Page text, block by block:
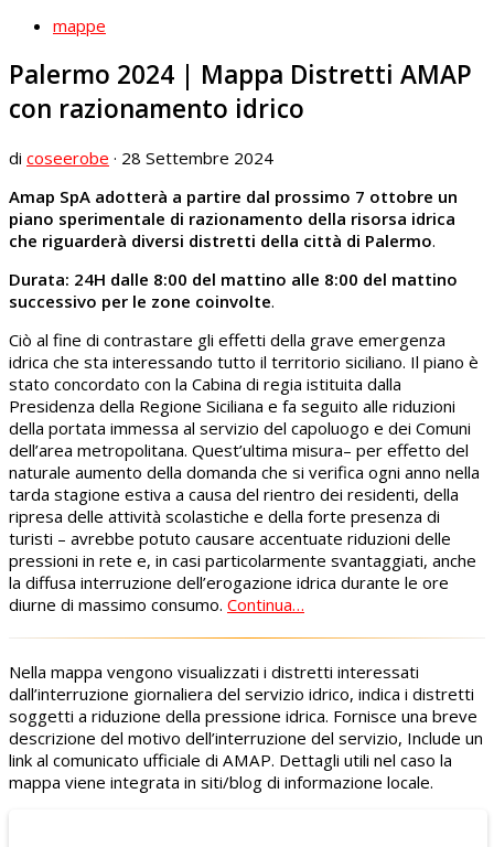
mappe
Palermo 2024 | Mappa Distretti AMAP
con razionamento idrico
di coseerobe · 28 Settembre 2024
Amap SpA adotterà a partire dal prossimo 7 ottobre un
piano sperimentale di razionamento della risorsa idrica
che riguarderà diversi distretti della città di Palermo.
Durata: 24H dalle 8:00 del mattino alle 8:00 del mattino
successivo per le zone coinvolte.
Ciò al fine di contrastare gli effetti della grave emergenza
idrica che sta interessando tutto il territorio siciliano. Il piano è
stato concordato con la Cabina di regia istituita dalla
Presidenza della Regione Siciliana e fa seguito alle riduzioni
della portata immessa al servizio del capoluogo e dei Comuni
dell’area metropolitana. Quest’ultima misura– per effetto del
naturale aumento della domanda che si verifica ogni anno nella
tarda stagione estiva a causa del rientro dei residenti, della
ripresa delle attività scolastiche e della forte presenza di
turisti – avrebbe potuto causare accentuate riduzioni delle
pressioni in rete e, in casi particolarmente svantaggiati, anche
la diffusa interruzione dell’erogazione idrica durante le ore
diurne di massimo consumo. Continua…
Nella mappa vengono visualizzati i distretti interessati
dall’interruzione giornaliera del servizio idrico, indica i distretti
soggetti a riduzione della pressione idrica. Fornisce una breve
descrizione del motivo dell’interruzione del servizio, Include un
link al comunicato ufficiale di AMAP. Dettagli utili nel caso la
mappa viene integrata in siti/blog di informazione locale.